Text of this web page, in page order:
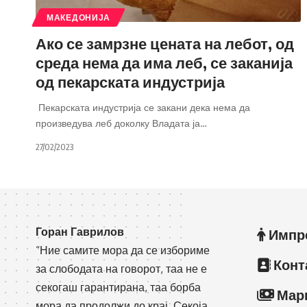
МАКЕДОНИЈА
Ако се замрзне цената на лебот, од
среда нема да има леб, се заканија
од пекарската индустрија
Пекарската индустрија се закани дека нема да
произведува леб доколку Владата ја…
27/02/2023
Горан Гаврилов
“Ние самите мора да се избориме
за слободата на говорот, таа не е
секогаш гарантирана, таа борба